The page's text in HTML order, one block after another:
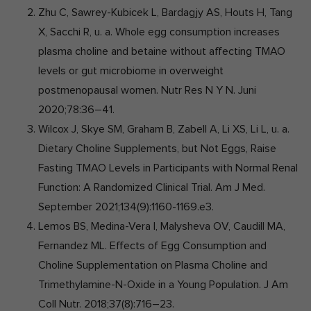
Zhu C, Sawrey-Kubicek L, Bardagjy AS, Houts H, Tang
X, Sacchi R, u. a. Whole egg consumption increases
plasma choline and betaine without affecting TMAO
levels or gut microbiome in overweight
postmenopausal women. Nutr Res N Y N. Juni
2020;78:36–41.
Wilcox J, Skye SM, Graham B, Zabell A, Li XS, Li L, u. a.
Dietary Choline Supplements, but Not Eggs, Raise
Fasting TMAO Levels in Participants with Normal Renal
Function: A Randomized Clinical Trial. Am J Med.
September 2021;134(9):1160-1169.e3.
Lemos BS, Medina-Vera I, Malysheva OV, Caudill MA,
Fernandez ML. Effects of Egg Consumption and
Choline Supplementation on Plasma Choline and
Trimethylamine-N-Oxide in a Young Population. J Am
Coll Nutr. 2018;37(8):716–23.